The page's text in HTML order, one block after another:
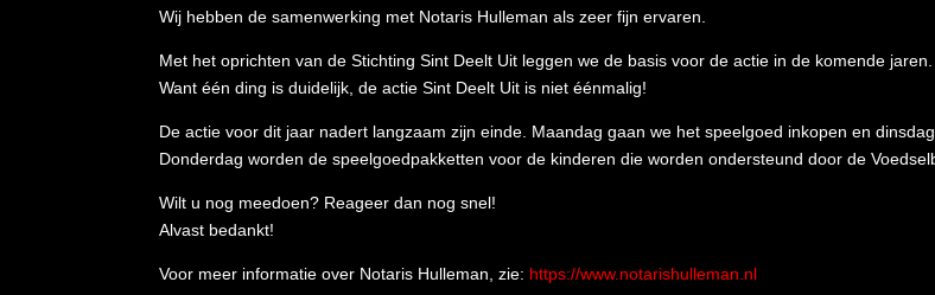
Wij hebben de samenwerking met Notaris Hulleman als zeer fijn ervaren.
Met het oprichten van de Stichting Sint Deelt Uit leggen we de basis voor de actie in de komende jaren.
Want één ding is duidelijk, de actie Sint Deelt Uit is niet éénmalig!
De actie voor dit jaar nadert langzaam zijn einde. Maandag gaan we het speelgoed inkopen en dinsdag
Donderdag worden de speelgoedpakketten voor de kinderen die worden ondersteund door de
Wilt u nog meedoen? Reageer dan nog snel!
Alvast bedankt!
Voor meer informatie over Notaris Hulleman, zie: https://www.notarishulleman.nl